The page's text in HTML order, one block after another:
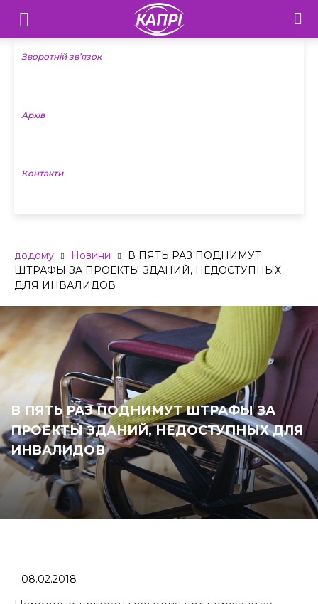
Телебачення
«Капрі»
Новини
Зворотній зв’язок
Архів
Контакти
додому Новини
В ПЯТЬ РАЗ ПОДНИМУТ
ШТРАФЫ ЗА ПРОЕКТЫ ЗДАНИЙ, НЕДОСТУПНЫХ
ДЛЯ ИНВАЛИДОВ
В ПЯТЬ РАЗ ПОДНИМУТ ШТРАФЫ ЗА
ПРОЕКТЫ ЗДАНИЙ, НЕДОСТУПНЫХ ДЛЯ
ИНВАЛИДОВ
08.02.2018